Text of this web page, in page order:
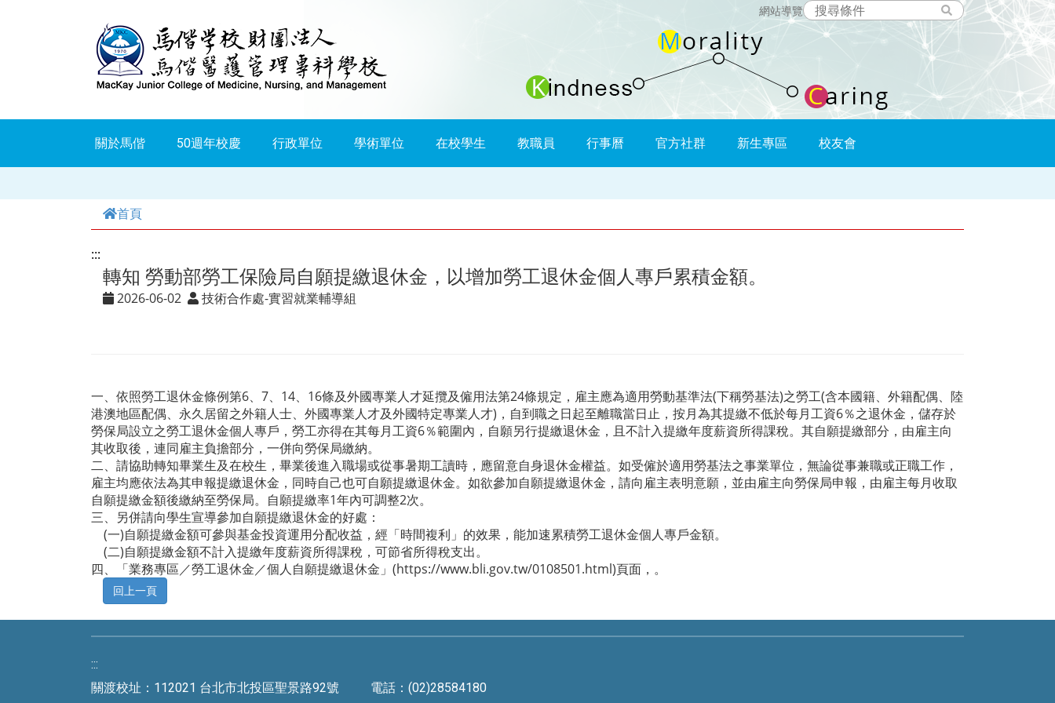
容
網站導覽
關於馬偕 50週年校慶 行政單位 學術單位 在校學生 教職員 行事曆 官方社群 新生專區 校友會
首頁
:::
轉知 勞動部勞工保險局自願提繳退休金，以增加勞工退休金個人專戶累積金額。
2026-06-02 技術合作處-實習就業輔導組
一、依照勞工退休金條例第6、7、14、16條及外國專業人才延攬及僱用法第24條規定，雇主應為適用勞動基準法(下稱勞基法)之勞工(含本國籍、外籍配偶、陸
港澳地區配偶、永久居留之外籍人士、外國專業人才及外國特定專業人才)，自到職之日起至離職當日止，按月為其提繳不低於每月工資6％之退休金，儲存於
勞保局設立之勞工退休金個人專戶，勞工亦得在其每月工資6％範圍內，自願另行提繳退休金，且不計入提繳年度薪資所得課稅。其自願提繳部分，由雇主向
其收取後，連同雇主負擔部分，一併向勞保局繳納。
二、請協助轉知畢業生及在校生，畢業後進入職場或從事暑期工讀時，應留意自身退休金權益。如受僱於適用勞基法之事業單位，無論從事兼職或正職工作，
雇主均應依法為其申報提繳退休金，同時自己也可自願提繳退休金。如欲參加自願提繳退休金，請向雇主表明意願，並由雇主向勞保局申報，由雇主每月收取
自願提繳金額後繳納至勞保局。自願提繳率1年內可調整2次。
三、另併請向學生宣導參加自願提繳退休金的好處：
(一)自願提繳金額可參與基金投資運用分配收益，經「時間複利」的效果，能加速累積勞工退休金個人專戶金額。
(二)自願提繳金額不計入提繳年度薪資所得課稅，可節省所得稅支出。
四、「業務專區／勞工退休金／個人自願提繳退休金」(https://www.bli.gov.tw/0108501.html)頁面，。
:::
關渡校址：112021 台北市北投區聖景路92號 電話：(02)28584180